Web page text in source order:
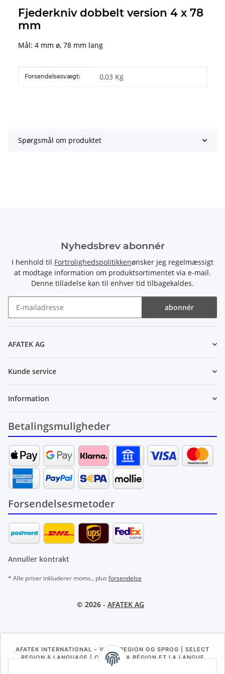
Fjederkniv dobbelt version 4 x 78
mm
Mål: 4 mm ø, 78 mm lang
#productDetails.itemInformation#
#productDetails.itemValue#
Forsendelsesvægt: 0,03 Kg
Spørgsmål om produktet
Nyhedsbrev abonnér
I henhold til Fortrolighedspolitikkenønsker jeg regelmæssigt
at modtage information om produktsortimentet via e-mail.
Denne tilladelse kan til enhver tid tilbagekaldes.
abonnér
AFATEK AG
Kunde service
Information
Betalingsmuligheder
Forsendelsesmetoder
Annuller kontrakt
* Alle priser inkluderer moms., plus forsendelse
© 2026 - AFATEK AG
AFATEK INTERNATIONAL – VÆLG REGION OG SPROG | SELECT
REGION & LANGUAGE | CHOISIR LA RÉGION ET LA LANGUE